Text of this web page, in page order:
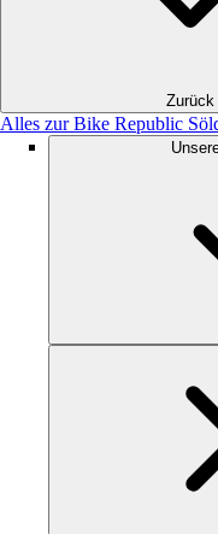
Zurück
Alles zur Bike Republic